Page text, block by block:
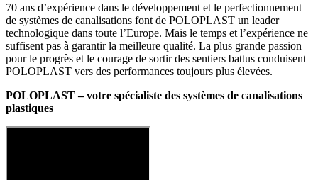
70 ans d’expérience dans le développement et le perfectionnement
de systèmes de canalisations font de POLOPLAST un leader
technologique dans toute l’Europe. Mais le temps et l’expérience ne
suffisent pas à garantir la meilleure qualité. La plus grande passion
pour le progrès et le courage de sortir des sentiers battus conduisent
POLOPLAST vers des performances toujours plus élevées.
POLOPLAST – votre spécialiste des systèmes de canalisations
plastiques